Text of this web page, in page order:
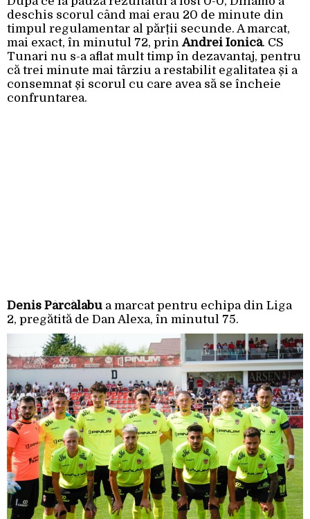
deschis scorul când mai erau 20 de minute din
timpul regulamentar al părții secunde. A marcat,
mai exact, în minutul 72, prinAndrei Ionică. CS
Tunari nu s-a aflat mult timp în dezavantaj, pentru
că trei minute mai târziu a restabilit egalitatea și a
consemnat și scorul cu care avea să se încheie
confruntarea.
Denis Pârcălabu a marcat pentru echipa din Liga
2, pregătită de Dan Alexa, în minutul 75.